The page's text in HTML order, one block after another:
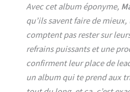
Avec cet album éponyme,
qu’ils savent faire de
comptent pas rester sur
refrains puissants et une
confirment leur place de
un album qui te prend aux